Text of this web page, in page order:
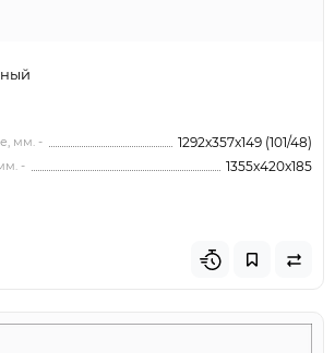
мм. - 1292x357x149 (101/48)
- 1355x420x185